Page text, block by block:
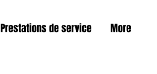
Prestations de service More